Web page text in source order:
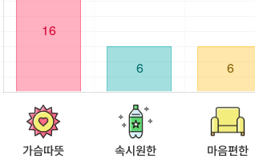
가슴따뜻 속시원한 마음편한